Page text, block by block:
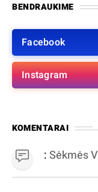
BENDRAUKIME
Facebook
Instagram
KOMENTARAI
:Sėkmės